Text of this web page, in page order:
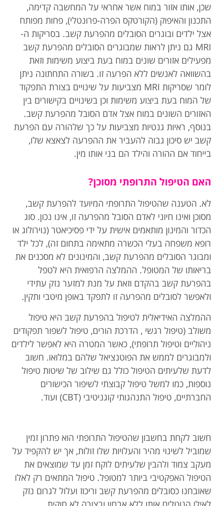
שכן, אותו אזור במוח אשר אחראי על המחשבה קדימה,
התכנון והאיפוק (הקורטקס הפרה-פרונטלי), פחות מפותח
אצל ילדים ובוגרים הסובלים מהפרעת קשב. בסריקות ה-
MRI גם ניתן לראות שמבוגרים הסובלים מהפרעת קשב
מפעילים אזורים שונים במוח בעת ביצוע משימות וזאת
בהשוואה לאנשים ללא הפרעה זו. בשורה התחתונה ניתן
לומר שסריקות MRI מצביעות על שינויים בצורת התפקוד
של המוח בעת ביצוע משימות וכן בשינויים בקישורים בין
האזורים השונים במוח אצל אדם הסובל מהפרעת קשב.
בנוסף, ראיות גנטיות מצביעות על כך שלהורה עם הפרעת
קשב יש סיכון גבוה להעביר את ההפרעה לצאצא שלו,
בייחוד אם ההורה והילד הם בני אותו מין.
האם הטיפול התרופתי מסוכן?
לא. הטענה שהטיפול התרופתי המיועד להפרעת קשב,
מסוכן ואינו חיוני לאדם הסובל מהפרעה זו, אינו נכון. סוג
הכדור והמינון מותאמים אישית על ידי פסיכיאטר (נוירולוג או
רופא משפחה בעלי הכשרה מתאימה בתחום זה), לכל ילד
ומבוגר הסובלים מהפרעת קשב, והמינונים לא מסכנים את
בריאותו של המטופל. ההמלצה הרפואית היא לטפל
בהפרעת קשב בהקדם וזאת על מנת למזער נזק עתידי
ולאפשר לסובלים מהפרעה זו לתפקד באופן מיטבי ותקין.
ההמלצה האידיאלית לטיפול בהפרעת קשב היא טיפול
משולב (טיפול רגשי , הדרכת הורים, טיפול לשפור תפקודים
ניהוליים וטיפול תרופתי), כאשר המטרה היא לאפשר לילדים
ולמבוגרים לממש את הפוטנציאל שלהם במלואו. חשוב
לדעת שלעיתים הטיפול כולל גם שילוב של שיטות טיפול
נוספות, כמו למשל טיפול קבוצתי לשיפור הכישורים
החברתיים, טיפול התנהגותי קוגניטיבי (CBT) ועוד.
חשוב לקחת בחשבון שהטיפול התרופתי הוא פתרון זמין
שמוביל לשינוי מהיר והעלויות שלו זולות, אך יש להקפיד על
מעקב צמוד ולהבין שלעיתים לוקח זמן עד שמוצאים את
הטיפול האפקטיבי ביותר למטופל. טיפול המתאים רק לאלו
שאובחנו כסובלים מהפרעת קשב וריכוז ועלול לגרום נזק